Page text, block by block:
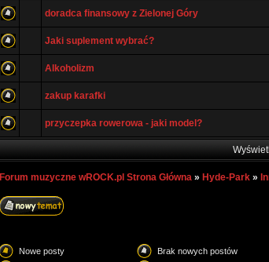
doradca finansowy z Zielonej Góry
Jaki suplement wybrać?
Alkoholizm
zakup karafki
przyczepka rowerowa - jaki model?
Forum muzyczne wROCK.pl Strona Główna » Hyde-Park »
Nowe posty Brak nowych postów